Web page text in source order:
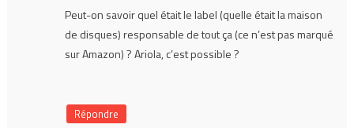
Peut-on savoir quel était le label (quelle était la maison
de disques) responsable de tout ça (ce n’est pas marqué
sur Amazon) ? Ariola, c’est possible ?
Répondre